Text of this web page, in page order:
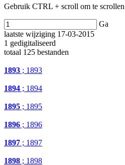
Gebruik CTRL + scroll om te scrollen
Ga
laatste wijziging 17-03-2015
1 gedigitaliseerd
totaal 125 bestanden
1893 ; 1893
1894 ; 1894
1895 ; 1895
1896 ; 1896
1897 ; 1897
1898 ; 1898